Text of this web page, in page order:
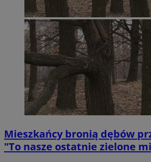
Mieszkańcy bronią dębów
"To nasze ostatnie zielone